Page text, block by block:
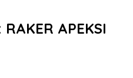
APEKSI